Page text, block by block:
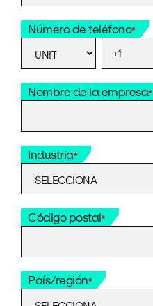
Número de teléfono*
Nombre de la empresa*
Industria*
Código postal*
País/región*